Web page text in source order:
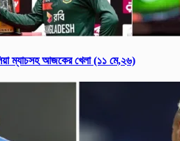
ম্যাচসহ আজকের খেলা (১১ মে,২৬)